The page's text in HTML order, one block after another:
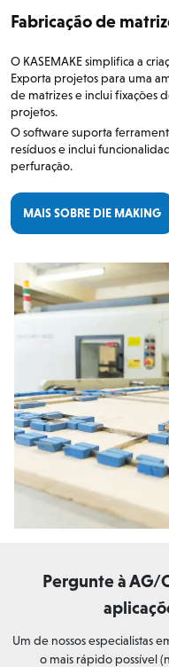
Fabricação de
O KASEMAKE simplifica a
Exporta projetos para uma
de matrizes e inclui fixações
projetos.
O software suporta
resíduos e inclui
perfuração.
MAIS SOBRE DIE MAKING
Pergunte à AG/
Um de nossos especialistas
o mais rápido possível